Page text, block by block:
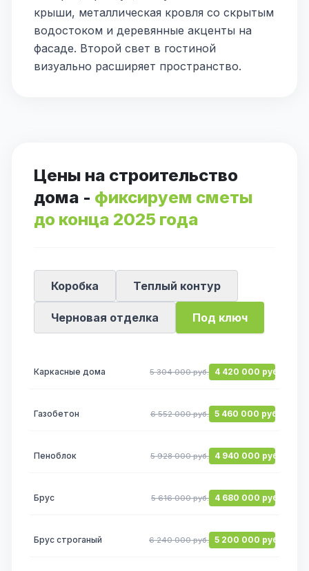
крыши, металлическая кровля со скрытым
водостоком и деревянные акценты на
фасаде. Второй свет в гостиной
визуально расширяет пространство.
Цены на строительство
дома - фиксируем сметы
до конца 2025 года
Коробка Теплый контур
Черновая отделка Под ключ
Каркасные дома 5 304 000 руб. 4 420 000 руб.
Газобетон 6 552 000 руб. 5 460 000 руб.
Пеноблок 5 928 000 руб. 4 940 000 руб.
Брус 5 616 000 руб. 4 680 000 руб.
Брус строганый 6 240 000 руб. 5 200 000 руб.